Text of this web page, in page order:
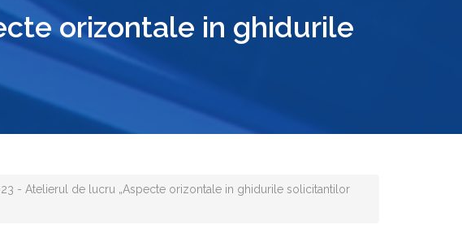
orizontale in ghidurile
- Atelierul de lucru „Aspecte orizontale in ghidurile solicitantilor